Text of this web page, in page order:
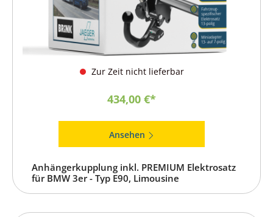
Zur Zeit nicht lieferbar
434,00 €*
Ansehen
Anhängerkupplung inkl. PREMIUM Elektrosatz
für BMW 3er - Typ E90, Limousine